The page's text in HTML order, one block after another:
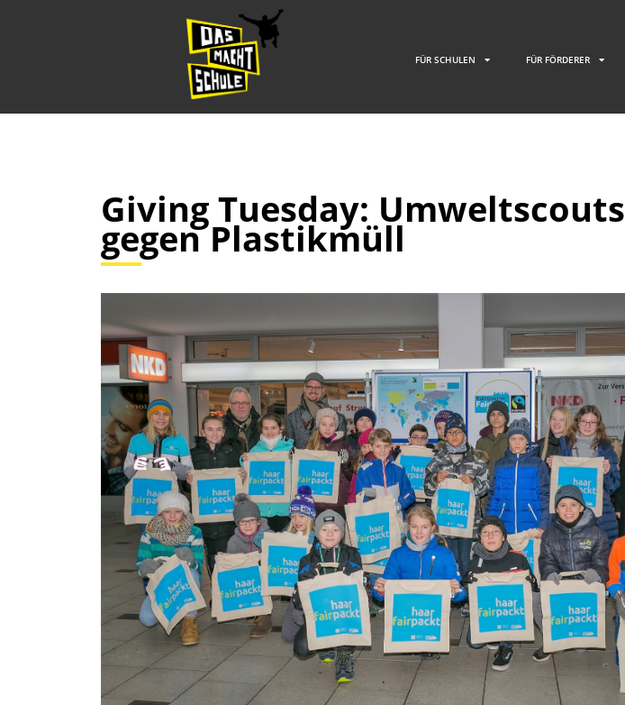
FÜR SCHULEN FÜR FÖRDERER
Giving Tuesday: Umweltscouts
gegen Plastikmüll